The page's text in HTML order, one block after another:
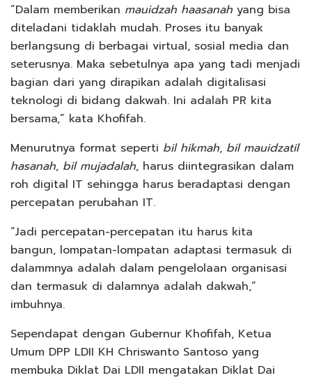
“Dalam memberikan mauidzah haasanah yang bisa
diteladani tidaklah mudah. Proses itu banyak
berlangsung di berbagai virtual, sosial media dan
seterusnya. Maka sebetulnya apa yang tadi menjadi
bagian dari yang dirapikan adalah digitalisasi
teknologi di bidang dakwah. Ini adalah PR kita
bersama,” kata Khofifah.
Menurutnya format seperti bil hikmah, bil mauidzatil
hasanah, bil mujadalah, harus diintegrasikan dalam
roh digital IT sehingga harus beradaptasi dengan
percepatan perubahan IT.
“Jadi percepatan-percepatan itu harus kita
bangun, lompatan-lompatan adaptasi termasuk di
dalammnya adalah dalam pengelolaan organisasi
dan termasuk di dalamnya adalah dakwah,”
imbuhnya.
Sependapat dengan Gubernur Khofifah, Ketua
Umum DPP LDII KH Chriswanto Santoso yang
membuka Diklat Dai LDII mengatakan Diklat Dai